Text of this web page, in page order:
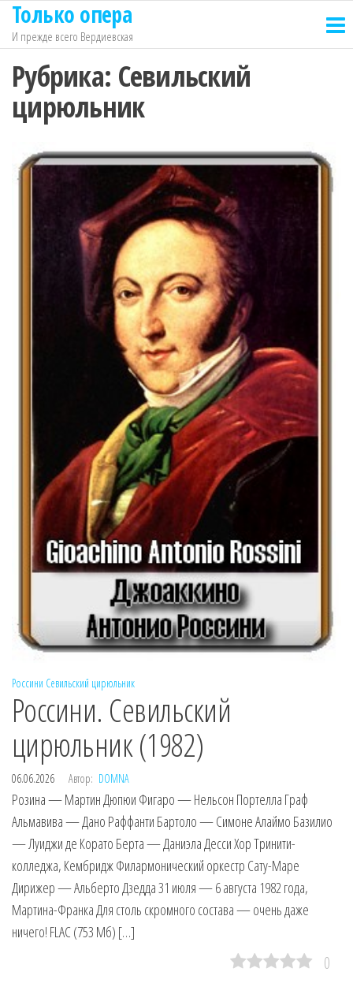
Перейти
содержимому
Только опера
И прежде всего Вердиевская
Рубрика: Севильский
цирюльник
Россини Севильский цирюльник
Россини. Севильский
цирюльник (1982)
06.06.2026 Автор: DOMNA
Розина — Мартин Дюпюи Фигаро — Нельсон Портелла Граф
Альмавива — Дано Раффанти Бартоло — Симоне Алаймо Базилио
— Луиджи де Корато Берта — Даниэла Десси Хор Тринити-
колледжа, Кембридж Филармонический оркестр Сату-Маре
Дирижер — Альберто Дзедда 31 июля — 6 августа 1982 года,
Мартина-Франка Для столь скромного состава — очень даже
ничего! FLAC (753 Мб) […]
0